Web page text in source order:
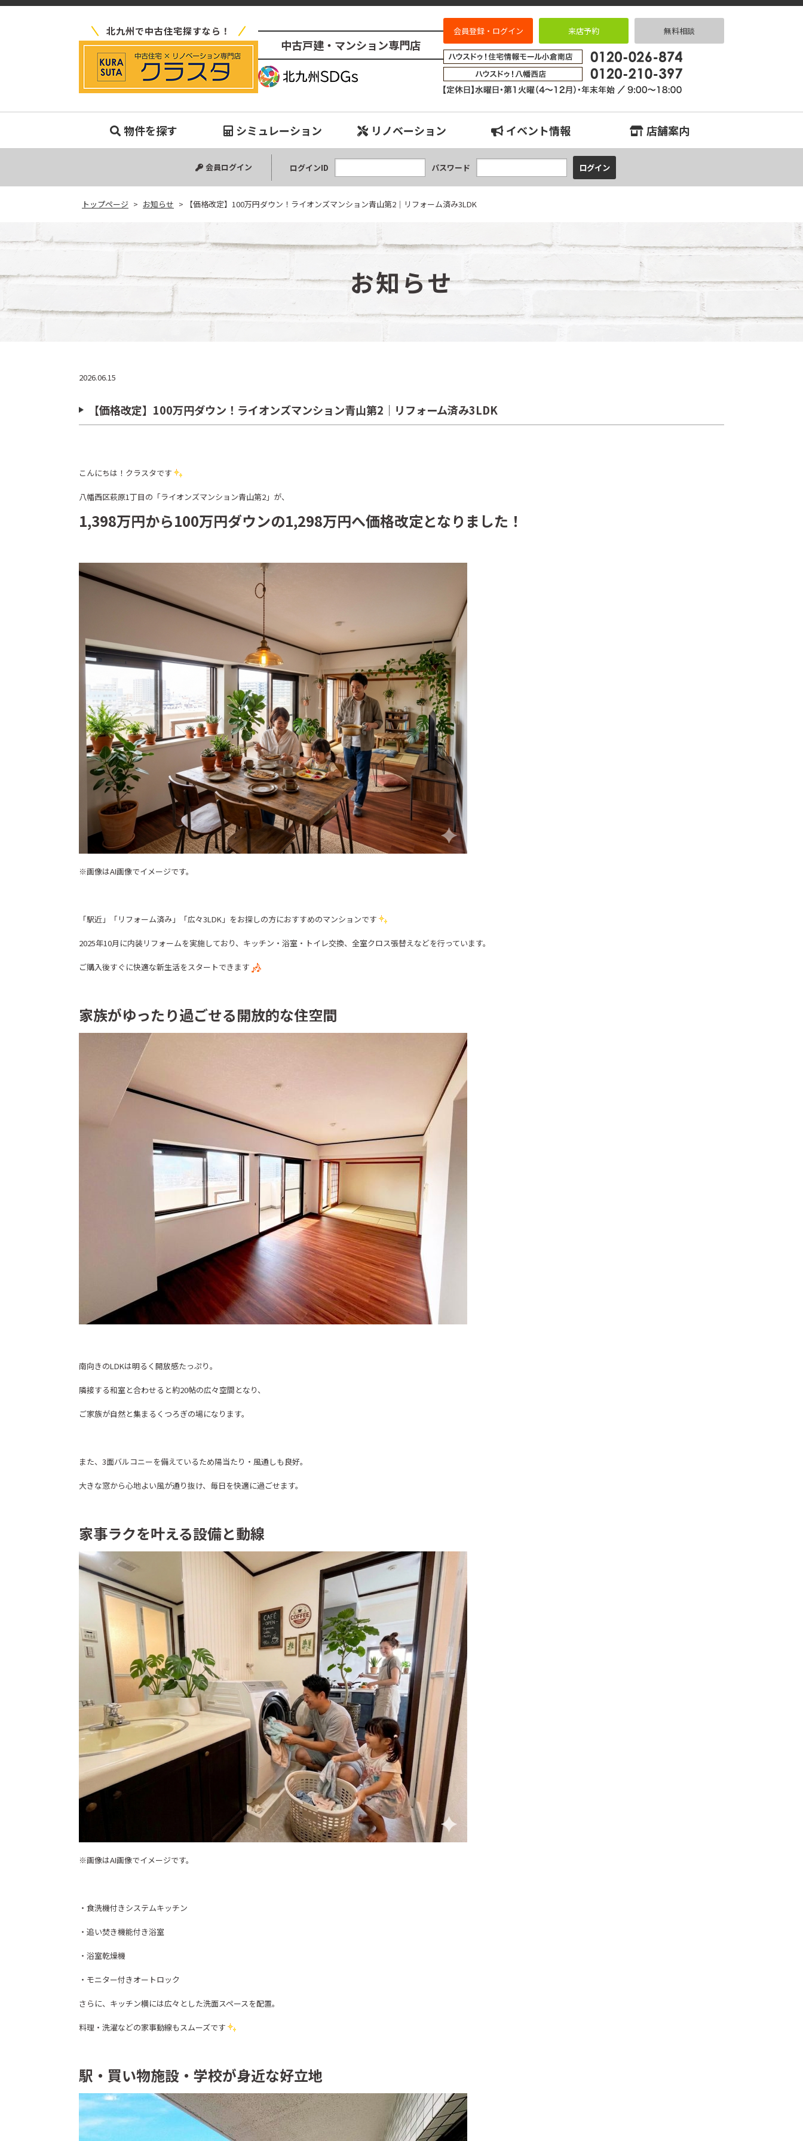
北九州で中古住宅探すなら！
【価格改定】100万円ダウン！ライオンズマンション青山第2｜リフォーム済み3LD･･･｜小倉南、八幡西、八幡東、小倉北、戸畑、門司、若松エリアの
中古戸建・マンション専門店
会員登録・ログイン 来店予約 無料相談
物件を探す
中古マンション
中古一戸建て
新築一戸建て
土地
シミュレーション リノベーション イベント情報 店舗案内
会員ログイン ログインID パスワード
トップページ > お知らせ > 【価格改定】100万円ダウン！ライオンズマンション青山第2｜リフォーム済み3LDK
お知らせ
2026.06.15
【価格改定】100万円ダウン！ライオンズマンション青山第2｜リフォーム済み3LDK
こんにちは！クラスタです
八幡西区萩原1丁目の「ライオンズマンション青山第2」が、
1,398万円から100万円ダウンの1,298万円へ価格改定となりました！
※画像はAI画像でイメージです。
「駅近」「リフォーム済み」「広々3LDK」をお探しの方におすすめのマンションです
2025年10月に内装リフォームを実施しており、キッチン・浴室・トイレ交換、全室クロス張替えなどを行っています。
ご購入後すぐに快適な新生活をスタートできます
家族がゆったり過ごせる開放的な住空間
南向きのLDKは明るく開放感たっぷり。
隣接する和室と合わせると約20帖の広々空間となり、
ご家族が自然と集まるくつろぎの場になります。
また、3面バルコニーを備えているため陽当たり・風通しも良好。
大きな窓から心地よい風が通り抜け、毎日を快適に過ごせます。
家事ラクを叶える設備と動線
※画像はAI画像でイメージです。
・食洗機付きシステムキッチン
・追い焚き機能付き浴室
・浴室乾燥機
・モニター付きオートロック
さらに、キッチン横には広々とした洗面スペースを配置。
料理・洗濯などの家事動線もスムーズです
駅・買い物施設・学校が身近な好立地